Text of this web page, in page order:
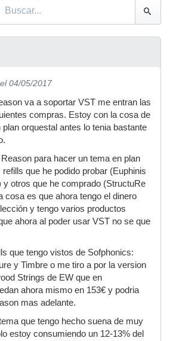
el 04/05/2017
va a soportar VST me entran las
compras. Estoy con la cosa de
orquestal antes lo tenia bastante
para hacer un tema en plan
que he podido probar (Euphinis
y otros que he comprado (StructuRe
cosa es que ahora tengo el dinero
y tengo varios productos
ahora al poder usar VST no se que
que tengo vistos de Sofphonics:
y Timbre o me tiro a por la version
Strings de EW que en
ahora mismo en 153€ y podria
mas adelante.
que tengo hecho suena de muy
estoy consumiendo un 12-13% del